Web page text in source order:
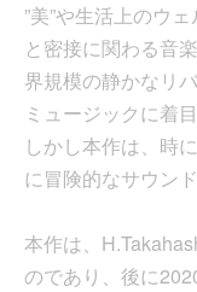
”美”や生活上のウ
と密接に関わる音
界規模の静かなリ
ミュージックに着
しかし本作は、時
に冒険的なサウン
本作は、
のであり、後に